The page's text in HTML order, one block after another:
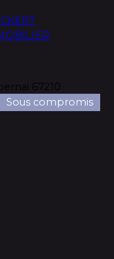
Sous compromis